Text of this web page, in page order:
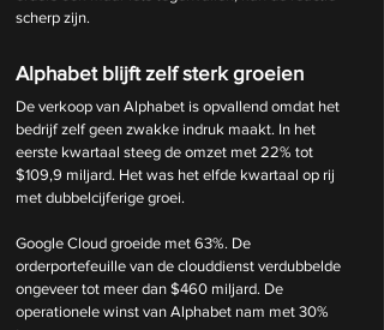
scherp zijn.
Alphabet blijft zelf sterk groeien
De verkoop van Alphabet is opvallend omdat het
bedrijf zelf geen zwakke indruk maakt. In het
eerste kwartaal steeg de omzet met 22% tot
$109,9 miljard. Het was het elfde kwartaal op rij
met dubbelcijferige groei.
Google Cloud groeide met 63%. De
orderportefeuille van de clouddienst verdubbelde
ongeveer tot meer dan $460 miljard. De
operationele winst van Alphabet nam met 30%